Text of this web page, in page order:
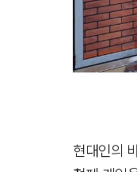
현대인의